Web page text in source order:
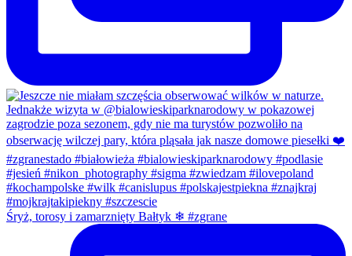
Śryż, torosy i zamarznięty Bałtyk ❄ #zgrane